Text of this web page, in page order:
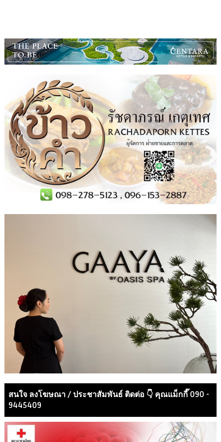
สนใจ ลงโฆษณา / ประชาสัมพันธ์ ติดต่อ 👇 คุณแม็กกี๊ 090 -
9445409